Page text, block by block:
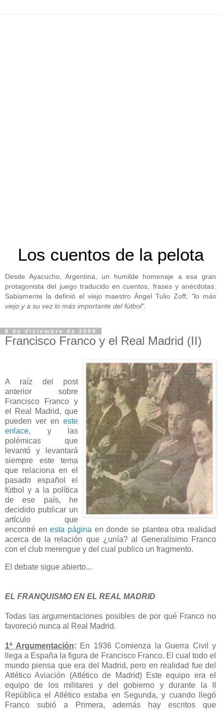
Los cuentos de la pelota
Desde Ayacucho, Argentina, un humilde homenaje a esa gran
protagonista del juego traducido en cuentos, frases y anécdotas.
Sabiamente la definió el viejo maestro Ángel Tulio Zoff, "lo más
viejo y a su vez lo más importante del fútbol".
8 de diciembre de 2009
Francisco Franco y el Real Madrid (II)
A raíz del post
anterior sobre
Francisco Franco y
el Real Madrid, que
pueden ver en este
enlace, y las
polémicas que
levantó y levantará
siempre este tema
que relaciona en el
pasado español el
fútbol y a la política
de ese país, he
decidido publicar un
artículo que
encontré enesta página en donde se plantea otra realidad
acerca de la relación que ¿unía? al Generalísimo Franco
con el club merengue y del cual publico un fragmento.
El debate sigue abierto...
EL FRANQUISMO EN EL REAL MADRID
Todas las argumentaciones posibles de por qué Franco no
favoreció nunca al Real Madrid.
1ª Argumentación: En 1936 Comienza la Guerra Civil y
llega a España la figura de Francisco Franco. El cual todo el
mundo piensa que era del Madrid, pero en realidad fue del
Atlético Aviación (Atlético de Madrid) Este equipo era el
equipo de los militares y del gobierno y durante la II
República el Atlético estaba en Segunda, y cuando llegó
Franco subió a Primera, además hay escritos que